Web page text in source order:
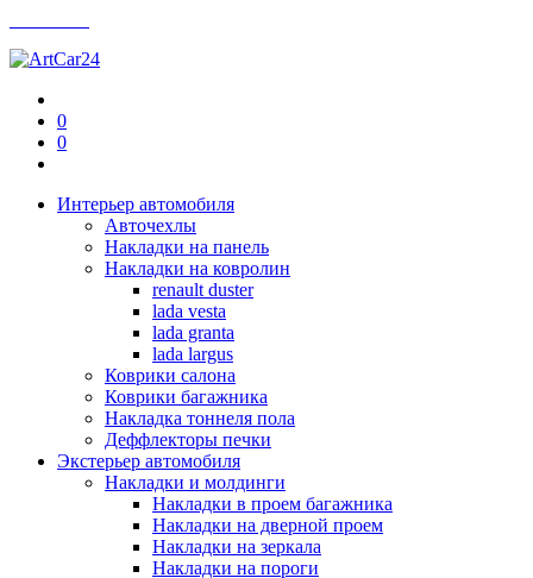
0
0
Интерьер автомобиля
Авточехлы
Накладки на панель
Накладки на ковролин
renault duster
lada vesta
lada granta
lada largus
Коврики салона
Коврики багажника
Накладка тоннеля пола
Деффлекторы печки
Экстерьер автомобиля
Накладки и молдинги
Накладки в проем багажника
Накладки на дверной проем
Накладки на зеркала
Накладки на пороги